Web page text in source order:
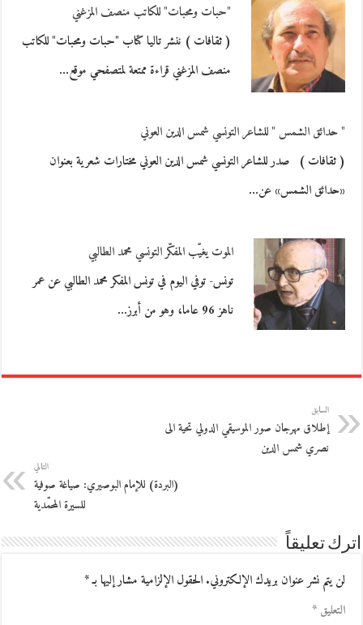
"حبات ومحبات" للكاتب منصف المزغني
( ثقافات ) ننشر تاليا كتاب "حبات ومحبات" للكاتب
منصف المزغني قراءة ممتعة لمتصفحي موقع…
" حدائق الشمس " للشاعر التونسي شمس الدين العوني
( ثقافات ) صدر للشاعر التونسي شمس الدين العوني مختارات شعرية بعنوان
«حدائق الشمس» عن…
الموت يغيّب المفكّر التونسي محمد الطالبي
تونس- توفي اليوم في تونس المفكر محمد الطالبي عن عمر
ناهز 96 عاما، وهو من أبرز…
السابق
إطلاق مهرجان صور الموسيقي الدولي تحية الى
نصري شمس الدين
التالي
(البردة) للإمام البوصيري: صياغة صوفية
للسيرة المحمّدية
اترك تعليقاً
لن يتم نشر عنوان بريدك الإلكتروني.الحقول الإلزامية مشار إليها بـ*
التعليق*